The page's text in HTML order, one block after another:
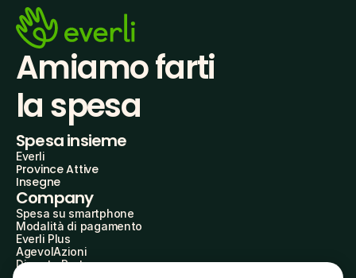
Amiamo farti
la spesa
Spesa insieme
Everli
Province Attive
Insegne
Company
Spesa su smartphone
Modalità di pagamento
Everli Plus
AgevolAzioni
Diventa Partner